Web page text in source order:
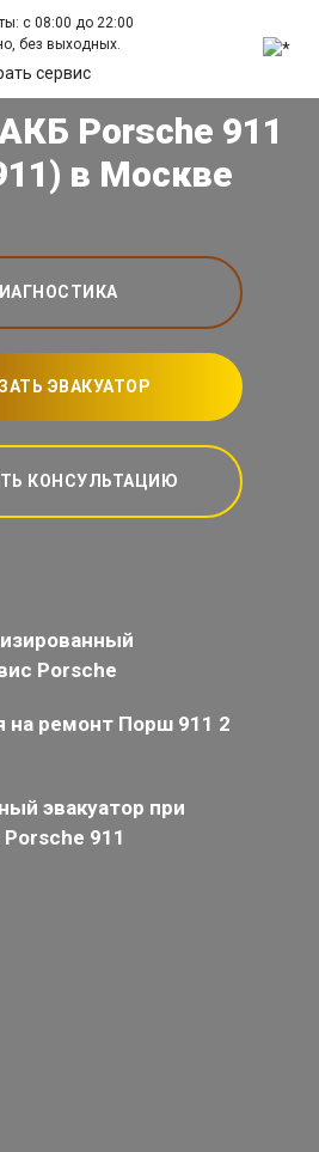
с 08:00 до 22:00
без выходных.
сервис
Porsche 911
в Москве
ЭВАКУАТОР
КОНСУЛЬТАЦИЮ
Porsche
на ремонт Порш 911 2
эвакуатор при
911